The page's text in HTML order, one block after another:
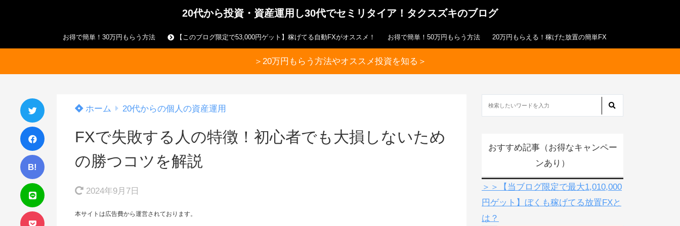
20代から投資・資産運用し30代でセミリタイア！タクスズキのブログ
お得で簡単！30万円もらう方法 【このブログ限定で53,000円ゲット】稼げてる自動FXがオススメ！ お得で簡単！50万円もらう方法 20万円もらえる！稼げた放置の簡単FX
＞20万円もらう方法やオススメ投資を知る＞
B!
ホーム 20代からの個人の資産運用
FXで失敗する人の特徴！初心者でも大損しないため
の勝つコツを解説
2024年9月7日
本サイトは広告費から運営されております。
おすすめ記事（お得なキャンペー
ンあり）
＞＞【当ブログ限定で最大1,010,000
円ゲット】ぼくも稼げてる放置FXと
は？